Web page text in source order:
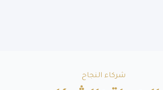
شركاء النجاح